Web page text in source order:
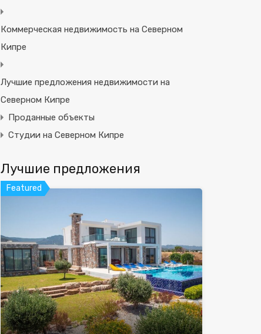
Коммерческая недвижимость на Северном
Кипре
Лучшие предложения недвижимости на
Северном Кипре
Проданные объекты
Студии на Северном Кипре
Лучшие предложения
Featured